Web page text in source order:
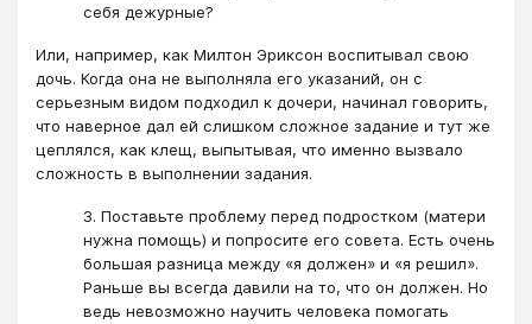
себя дежурные?
Или, например, как Милтон Эриксон воспитывал свою
дочь. Когда она не выполняла его указаний, он с
серьезным видом подходил к дочери, начинал говорить,
что наверное дал ей слишком сложное задание и тут же
цеплялся, как клещ, выпытывая, что именно вызвало
сложность в выполнении задания.
3. Поставьте проблему перед подростком (матери
нужна помощь) и попросите его совета. Есть очень
большая разница между «я должен» и «я решил».
Раньше вы всегда давили на то, что он должен. Но
ведь невозможно научить человека помогать